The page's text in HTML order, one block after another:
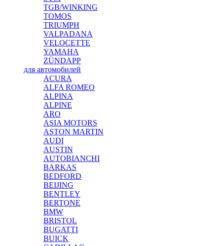
TGB/WINKING
TOMOS
TRIUMPH
VALPADANA
VELOCETTE
YAMAHA
ZÜNDAPP
для автомобилей
ACURA
ALFA ROMEO
ALPINA
ALPINE
ARO
ASIA MOTORS
ASTON MARTIN
AUDI
AUSTIN
AUTOBIANCHI
BARKAS
BEDFORD
BEIJING
BENTLEY
BERTONE
BMW
BRISTOL
BUGATTI
BUICK